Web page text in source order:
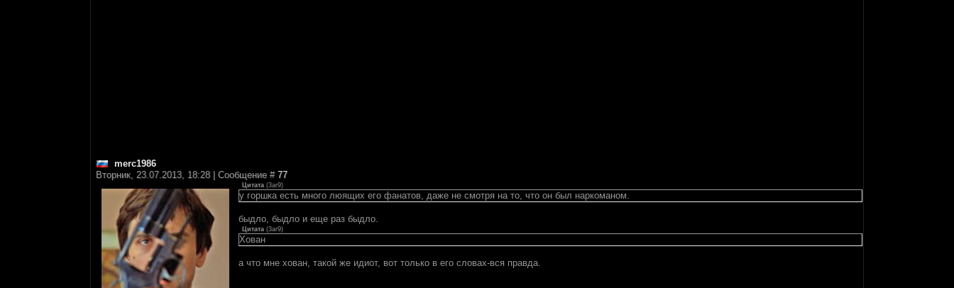
merc1986
Вторник, 23.07.2013, 18:28 | Сообщение # 77
Цитата (3ar9)
у горшка есть много люящих его фанатов, даже не смотря на то, что он был наркоманом.
быдло, быдло и еще раз быдло.
Цитата (3ar9)
Хован
а что мне хован, такой же идиот, вот только в его словах-вся правда.